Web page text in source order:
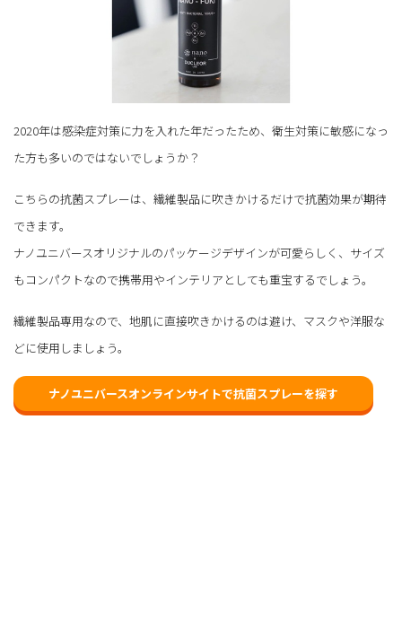
2020年は感染症対策に力を入れた年だったため、衛生対策に敏感になっ
た方も多いのではないでしょうか？
こちらの抗菌スプレーは、繊維製品に吹きかけるだけで抗菌効果が期待
できます。
ナノユニバースオリジナルのパッケージデザインが可愛らしく、サイズ
もコンパクトなので携帯用やインテリアとしても重宝するでしょう。
繊維製品専用なので、地肌に直接吹きかけるのは避け、マスクや洋服な
どに使用しましょう。
ナノユニバースオンラインサイトで抗菌スプレーを探す